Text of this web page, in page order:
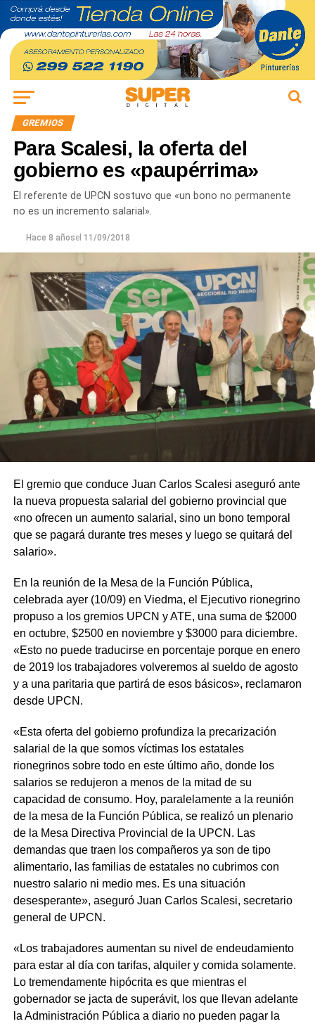
GREMIOS
Para Scalesi, la oferta del
gobierno es «paupérrima»
El referente de UPCN sostuvo que «un bono no permanente
no es un incremento salarial».
Hace 8 añosel 11/09/2018
El gremio que conduce Juan Carlos Scalesi aseguró ante
la nueva propuesta salarial del gobierno provincial que
«no ofrecen un aumento salarial, sino un bono temporal
que se pagará durante tres meses y luego se quitará del
salario».
En la reunión de la Mesa de la Función Pública,
celebrada ayer (10/09) en Viedma, el Ejecutivo rionegrino
propuso a los gremios UPCN y ATE, una suma de $2000
en octubre, $2500 en noviembre y $3000 para diciembre.
«Esto no puede traducirse en porcentaje porque en enero
de 2019 los trabajadores volveremos al sueldo de agosto
y a una paritaria que partirá de esos básicos», reclamaron
desde UPCN.
«Esta oferta del gobierno profundiza la precarización
salarial de la que somos víctimas los estatales
rionegrinos sobre todo en este último año, donde los
salarios se redujeron a menos de la mitad de su
capacidad de consumo. Hoy, paralelamente a la reunión
de la mesa de la Función Pública, se realizó un plenario
de la Mesa Directiva Provincial de la UPCN. Las
demandas que traen los compañeros ya son de tipo
alimentario, las familias de estatales no cubrimos con
nuestro salario ni medio mes. Es una situación
desesperante», aseguró Juan Carlos Scalesi, secretario
general de UPCN.
«Los trabajadores aumentan su nivel de endeudamiento
para estar al día con tarifas, alquiler y comida solamente.
Lo tremendamente hipócrita es que mientras el
gobernador se jacta de superávit, los que llevan adelante
la Administración Pública a diario no pueden pagar la